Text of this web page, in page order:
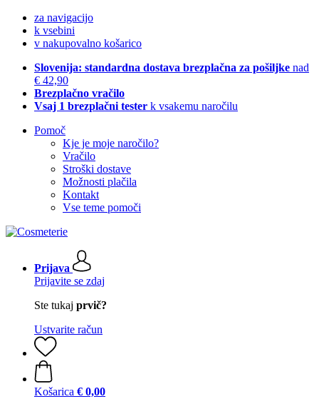
za navigacijo
k vsebini
v nakupovalno košarico
Slovenija: standardna dostava brezplačna za pošiljke nad
€ 42,90
Brezplačno vračilo
Vsaj 1 brezplačni tester k vsakemu naročilu
Pomoč
Kje je moje naročilo?
Vračilo
Stroški dostave
Možnosti plačila
Kontakt
Vse teme pomoči
Prijava
Prijavite se zdaj
Ste tukaj prvič?
Ustvarite račun
Košarica € 0,00